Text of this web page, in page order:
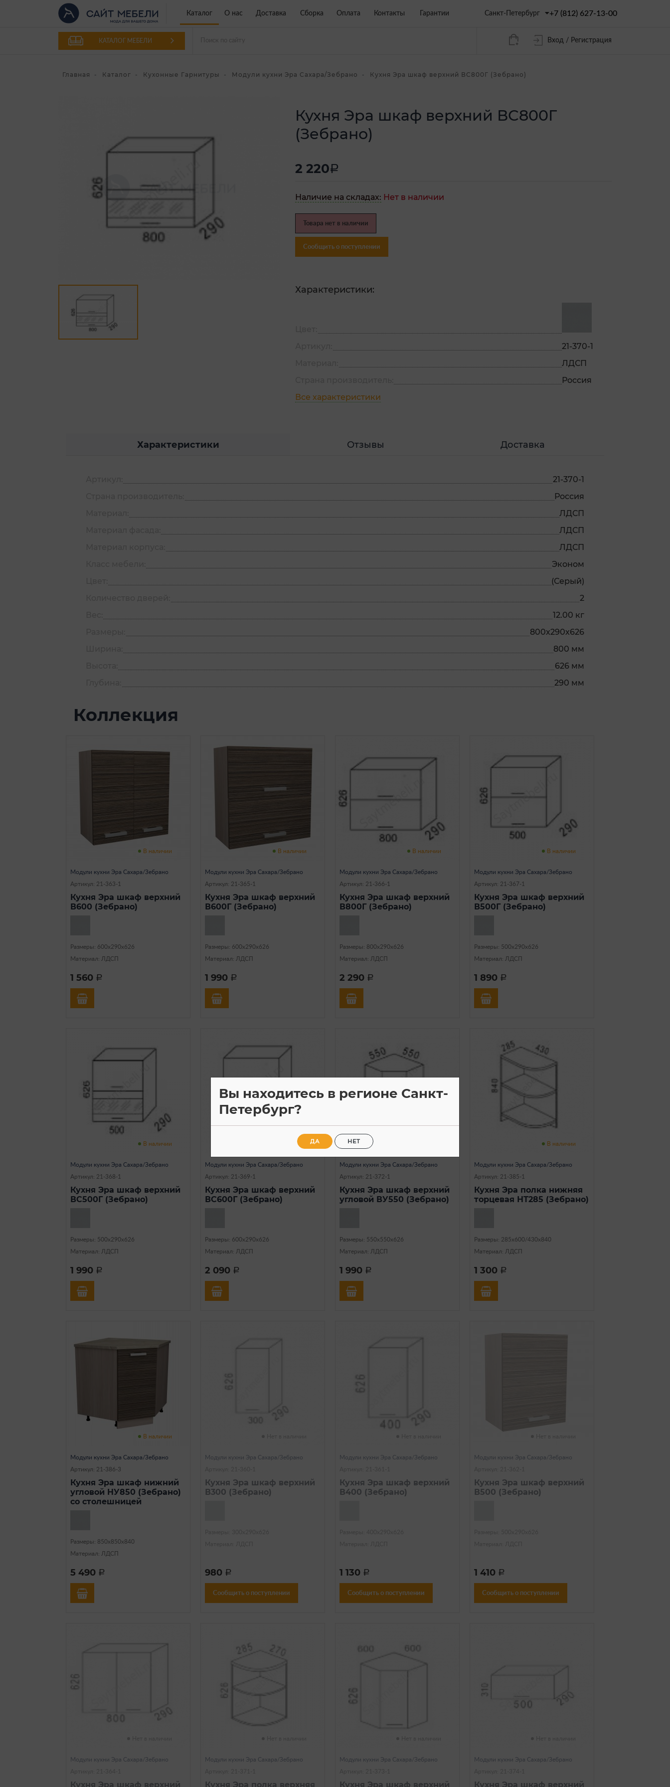
Каталог О нас Доставка Сборка Оплата Контакты Гарантии Санкт-Петербург +7 (812) 627-13-00
КАТАЛОГ МЕБЕЛИ Вход / Регистрация
Главная Каталог Кухонные Гарнитуры Модули кухни Эра Сахара/Зебрано Кухня Эра шкаф верхний ВС800Г (Зебрано)
Кухня Эра шкаф верхний ВС800Г
(Зебрано)
2 220a
Наличие на складах: Нет в наличии
Товара нет в наличии
Сообщить о поступлении
Характеристики:
21-370-1
ЛДСП
Россия
Все характеристики
Характеристики Отзывы Доставка
21-370-1
Россия
ЛДСП
ЛДСП
ЛДСП
Эконом
(Серый)
2
12.00 кг
800х290х626
800 мм
626 мм
290 мм
Коллекция
В наличии
Модули кухни Эра Сахара/Зебрано
Артикул: 21-363-1
Кухня Эра шкаф верхний
В600 (Зебрано)
Размеры: 600х290х626
Материал: ЛДСП
1 560 a
В наличии
Модули кухни Эра Сахара/Зебрано
Артикул: 21-365-1
Кухня Эра шкаф верхний
В600Г (Зебрано)
Размеры: 600х290х626
Материал: ЛДСП
1 990 a
В наличии
Модули кухни Эра Сахара/Зебрано
Артикул: 21-366-1
Кухня Эра шкаф верхний
В800Г (Зебрано)
Размеры: 800х290х626
Материал: ЛДСП
2 290 a
В наличии
Модули кухни Эра Сахара/Зебрано
Артикул: 21-367-1
Кухня Эра шкаф верхний
В500Г (Зебрано)
Размеры: 500х290х626
Материал: ЛДСП
1 890 a
В наличии
Модули кухни Эра Сахара/Зебрано
Артикул: 21-368-1
Кухня Эра шкаф верхний
ВС500Г (Зебрано)
Размеры: 500х290х626
Материал: ЛДСП
1 990 a
В наличии
Модули кухни Эра Сахара/Зебрано
Артикул: 21-369-1
Кухня Эра шкаф верхний
ВС600Г (Зебрано)
Размеры: 600х290х626
Материал: ЛДСП
2 090 a
Модули кухни Эра Сахара/Зебрано
Артикул: 21-372-1
Кухня Эра шкаф верхний
угловой ВУ550 (Зебрано)
Размеры: 550х550х626
Материал: ЛДСП
1 990 a
В наличии
Модули кухни Эра Сахара/Зебрано
Артикул: 21-385-1
Кухня Эра полка нижняя
торцевая НТ285 (Зебрано)
Размеры: 285х600/430х840
Материал: ЛДСП
1 300 a
В наличии
Модули кухни Эра Сахара/Зебрано
Артикул: 21-386-3
Кухня Эра шкаф нижний
угловой НУ850 (Зебрано)
со столешницей
Размеры: 850х850х840
Материал: ЛДСП
5 490 a
Модули кухни Эра Сахара/Зебрано
Кухня Эра шкаф верхний
В300 (Зебрано)
980 a
Сообщить о поступлении
Модули кухни Эра Сахара/Зебрано
Кухня Эра шкаф верхний
В400 (Зебрано)
1 130 a
Сообщить о поступлении
Модули кухни Эра Сахара/Зебрано
Кухня Эра шкаф верхний
В500 (Зебрано)
1 410 a
Сообщить о поступлении
Модули кухни Эра Сахара/Зебрано
Кухня Эра шкаф верхний
Модули кухни Эра Сахара/Зебрано
Кухня Эра полка верхняя
Модули кухни Эра Сахара/Зебрано
Кухня Эра шкаф верхний
Модули кухни Эра Сахара/Зебрано
Кухня Эра шкаф верхний
Вы находитесь в регионе Санкт-
Петербург?
ДА НЕТ